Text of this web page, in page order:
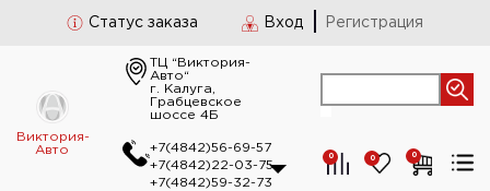
Статус заказа Вход Регистрация
Виктория-
Авто
ТЦ “Виктория-
Авто“
г. Калуга,
Грабцевское
шоссе 4Б
+7(4842)56-69-57
+7(4842)22-03-75
+7(4842)59-32-73
0 0 0